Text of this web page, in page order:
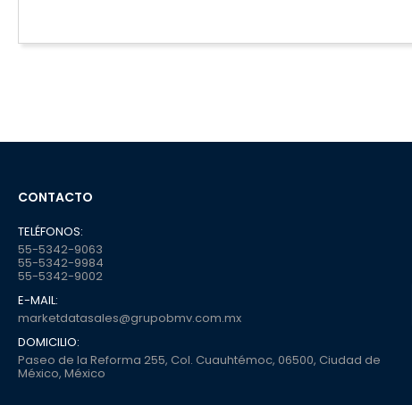
CONTACTO
TELÉFONOS:
55-5342-9063
55-5342-9984
55-5342-9002
E-MAIL:
marketdatasales@grupobmv.com.mx
DOMICILIO:
Paseo de la Reforma 255, Col. Cuauhtémoc, 06500, Ciudad de
México, México